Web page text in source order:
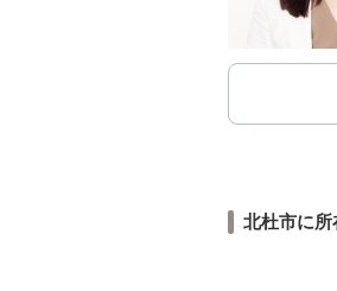
北杜市に